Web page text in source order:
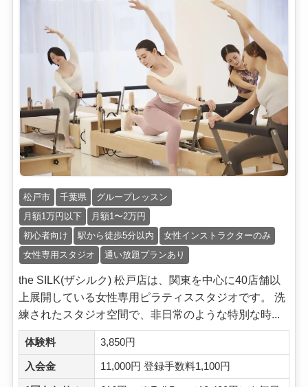
松戸市 千葉県
グループレッスン
月額1万円以下
月額1〜2万円
初心者向け
駅から徒歩5分以内
女性インストラクターのみ
女性専用スタジオ
通い放題プランあり
the SILK(ザシルク) 松戸店は、関東を中心に40店舗以
上展開している女性専用ピラティススタジオです。 洗
練されたスタジオ空間で、非日常のような特別な時...
体験料 3,850円
入会金 11,000円 登録手数料1,100円